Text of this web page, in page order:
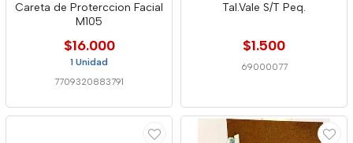
Careta de Proterccion Facial
M105
$16.000
1 Unidad
7709320883791
Tal.Vale S/T Peq.
$1.500
69000077